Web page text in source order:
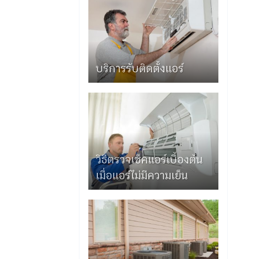
บริการรับติดตั้งแอร์
วิธีตรวจเช็คแอร์เบื้องต้น
เมื่อแอร์ไม่มีความเย็น